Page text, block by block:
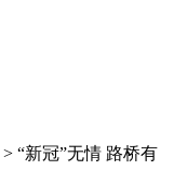
> “新冠”无情 路桥有